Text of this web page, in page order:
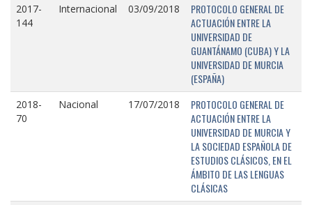
2017-
144
Internacional 03/09/2018
PROTOCOLO GENERAL DE
ACTUACIÓN ENTRE LA
UNIVERSIDAD DE
GUANTÁNAMO (CUBA) Y LA
UNIVERSIDAD DE MURCIA
(ESPAÑA)
2018-
70
Nacional 17/07/2018
PROTOCOLO GENERAL DE
ACTUACIÓN ENTRE LA
UNIVERSIDAD DE MURCIA Y
LA SOCIEDAD ESPAÑOLA DE
ESTUDIOS CLÁSICOS, EN EL
ÁMBITO DE LAS LENGUAS
CLÁSICAS